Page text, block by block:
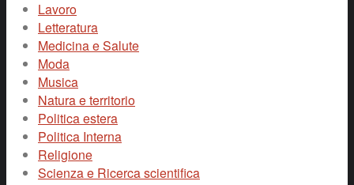
Lavoro
Letteratura
Medicina e Salute
Moda
Musica
Natura e territorio
Politica estera
Politica Interna
Religione
Scienza e Ricerca scientifica